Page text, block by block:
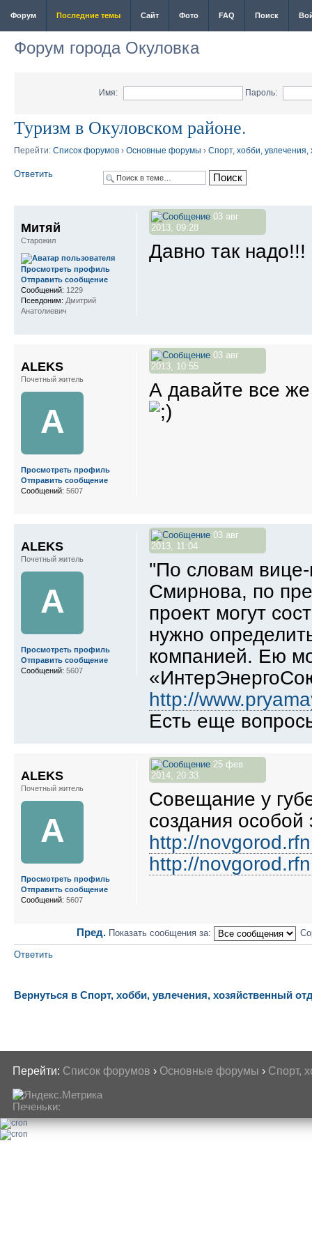
Форум Последние темы Сайт Фото FAQ Поиск
Форум города Окуловка
Имя: Пароль:
Туризм в Окуловском районе.
Перейти: Список форумов › Основные форумы › Спорт, хобби,
Ответить
03 авг
2013, 09:28
Давно так надо!!!
Митяй
Старожил
Просмотреть профиль
Отправить сообщение
Сообщений: 1229
Псевдоним: Дмитрий
Анатолиевич
03 авг
2013, 10:55
А давайте все
ALEKS
Почетный житель
A
Просмотреть профиль
Отправить сообщение
Сообщений: 5607
03 авг
2013, 11:04
''По словам вице-
Смирнова, по
проект могут
нужно
компанией. Ею
http://
Есть еще
ALEKS
Почетный житель
A
Просмотреть профиль
Отправить сообщение
Сообщений: 5607
25 фев
2014, 20:33
Совещание у
создания
http://
http://
ALEKS
Почетный житель
A
Просмотреть профиль
Отправить сообщение
Сообщений: 5607
Пред. Показать сообщения за:
Ответить
Вернуться в Спорт, хобби, увлечения, хозяйственный
Перейти: Список форумов › Основные форумы › Спорт,
Печеньки: